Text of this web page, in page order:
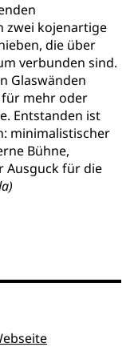
zwei kojenartige
die über
verbunden sind.
Glaswänden
mehr oder
Entstanden ist
minimalistischer
Bühne,
Ausguck für die